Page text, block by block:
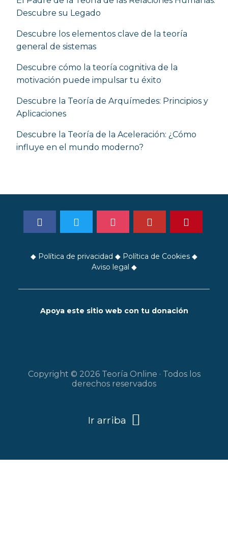
Descubre su Legado
Descubre los elementos clave de la teoría
general de sistemas
Descubre cómo la teoría cognitiva de la
motivación puede impulsar tu éxito
Descubre la Teoría de Arquímedes: Principios y
Aplicaciones
Descubre la Teoría de la Aceleración: ¿Cómo
influye en el mundo moderno?
Política de privacidad ◆ Política de Cookies ◆
Aviso legal ◆
Apoya este sitio web con tu donación
Copyright © 2026 Teoría Online · Todos los
derechos reservados
Ir arriba